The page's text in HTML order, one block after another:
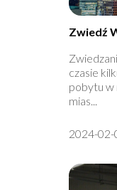
Zwiedź
czasie
pobytu w
mias...
2024-02-